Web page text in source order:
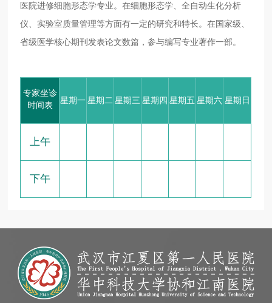
医院进修细胞形态学专业。在细胞形态学、全自动生化分析
仪、实验室质量管理等方面有一定的研究和特长。在国家级、
省级医学核心期刊发表论文数篇，参与编写专业著作一部。
专家坐诊
时间表
星期一 星期二 星期三 星期四 星期五 星期六 星期日
上午
下午